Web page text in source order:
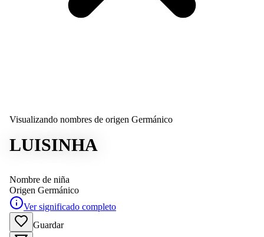
Visualizando nombres de origen Germánico
LUISINHA
Nombre de niña
Origen Germánico
Ver significado completo
Guardar